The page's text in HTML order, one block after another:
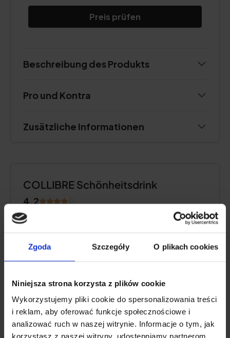
Zgoda Szczegóły O plikach cookies
Niniejsza strona korzysta z plików cookie
Wykorzystujemy pliki cookie do spersonalizowania treści
i reklam, aby oferować funkcje społecznościowe i
analizować ruch w naszej witrynie. Informacje o tym, jak
korzystasz z naszej witryny, udostępniamy partnerom
Preis prüfen
Beschreibung des Produkts
Pro und Kontra
Zusätzliche Informationen
COLLIBRE Schönheitsdrink
4.2